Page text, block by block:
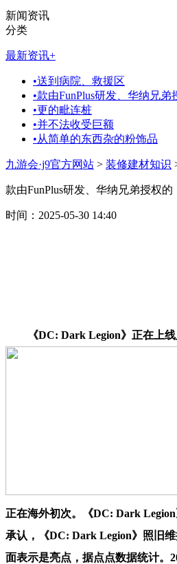
新闻资讯
分类
最新资讯+
•送到病院、救援区
•款由FunPlus研发、华纳兄弟
•更的毗连桩
•并不法收受巨额
•从简单的东西杂的粉饰品
九游会·j9官方网站 > 装修建材知识
款由FunPlus研发、华纳兄弟授权的
时间：2025-05-30 14:40
《DC: Dark Legion》正在上线
正在海外初次。《DC: Dark
承认，《DC: Dark Legion》照旧
面表示是亮点，据点点数据统计。